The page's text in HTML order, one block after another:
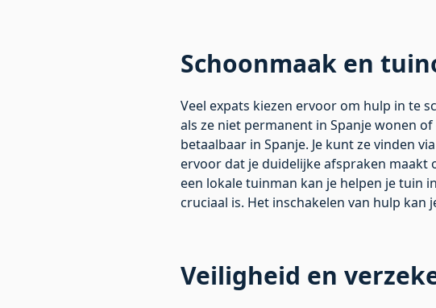
Schoonmaak en
Veel expats kiezen ervoor om hulp in te
als ze niet permanent in Spanje wonen
betaalbaar in Spanje. Je kunt ze vinden
ervoor dat je duidelijke afspraken
een lokale tuinman kan je helpen je tuin
cruciaal is. Het inschakelen van hulp
Veiligheid en